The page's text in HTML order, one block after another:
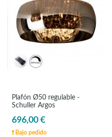
Plafón Ø50 regulable -
Schuller Argos
696,00 €
Bajo pedido